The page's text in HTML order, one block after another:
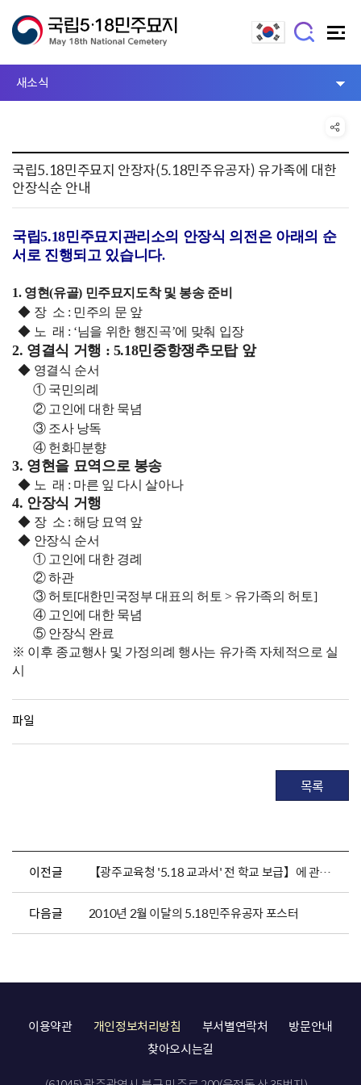
새소식
국립5.18민주묘지 안장자(5.18민주유공자) 유가족에 대한
안장식순 안내
국립5.18민주묘지관리소의 안장식 의전은 아래의 순
서로 진행되고 있습니다.
1. 영현(유골) 민주묘지도착 및 봉송 준비
◆ 장 소 : 민주의 문 앞
◆ 노 래 : ‘님을 위한 행진곡’에 맞춰 입장
2. 영결식 거행 : 5.18민중항쟁추모탑 앞
◆ 영결식 순서
① 국민의례
② 고인에 대한 묵념
③ 조사 낭독
④ 헌화분향
3. 영현을 묘역으로 봉송
◆ 노 래 : 마른 잎 다시 살아나
4. 안장식 거행
◆ 장 소 : 해당 묘역 앞
◆ 안장식 순서
① 고인에 대한 경례
② 하관
③ 허토[대한민국정부 대표의 허토 > 유가족의 허토]
④ 고인에 대한 묵념
⑤ 안장식 완료
※ 이후 종교행사 및 가정의례 행사는 유가족 자체적으로 실
시
파일
목록
이전글 【광주교육청 '5.18 교과서' 전 학교 보급】에 관한 기사
다음글 2010년 2월 이달의 5.18민주유공자 포스터
이용약관 개인정보처리방침 부서별연락처
방문안내
찾아오시는길